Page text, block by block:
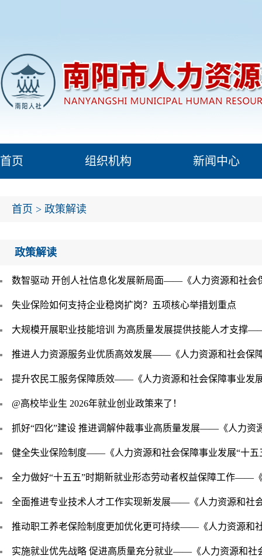
首页 组织机构 新闻中心
首页 > 政策解读
政策解读
数智驱动 开创人社信息化发展新局面——《人力资源和社会
失业保险如何支持企业稳岗扩岗？五项核心举措划重点
大规模开展职业技能培训 为高质量发展提供技能人才支撑
推进人力资源服务业优质高效发展——《人力资源和社会保
提升农民工服务保障质效——《人力资源和社会保障事业发
@高校毕业生 2026年就业创业政策来了！
抓好“四化”建设 推进调解仲裁事业高质量发展——《人力资
健全失业保险制度——《人力资源和社会保障事业发展“十五
全力做好“十五五”时期新就业形态劳动者权益保障工作——
全面推进专业技术人才工作实现新发展——《人力资源和社
推动职工养老保险制度更加优化更可持续——《人力资源和
实施就业优先战略 促进高质量充分就业——《人力资源和社